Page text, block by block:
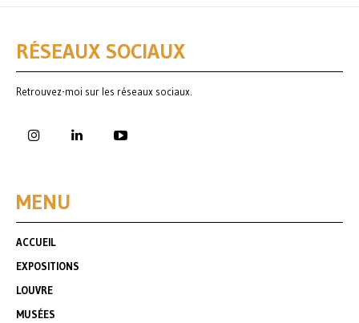
RÉSEAUX SOCIAUX
Retrouvez-moi sur les réseaux sociaux.
MENU
ACCUEIL
EXPOSITIONS
LOUVRE
MUSÉES